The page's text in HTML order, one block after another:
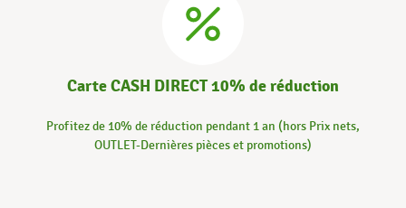
Carte CASH DIRECT 10% de réduction
Profitez de 10% de réduction pendant 1 an (hors Prix nets,
OUTLET-Dernières pièces et promotions)